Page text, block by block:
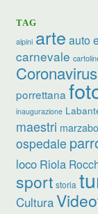
TAG
alpini arte auto
carnevale
Coronavirus
porrettana
inaugurazione
maestri
ospedale
loco Riola
sport storia
Cultura